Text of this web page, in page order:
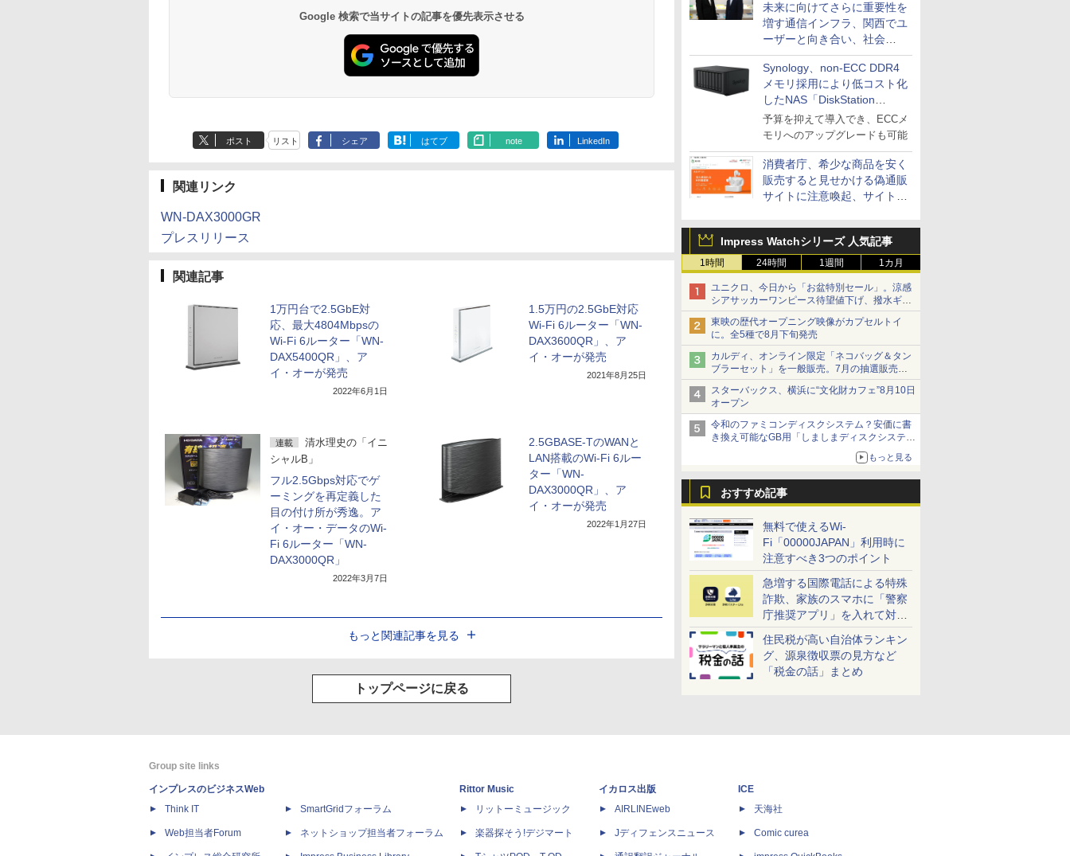
未来に向けてさらに重要性を
増す通信インフラ、関西でユ
ーザーと向き合い、社会
の“あたらしい”を起動し続け
る～オプテージ
Synology、non-ECC DDR4
メモリ採用により低コスト化
したNAS「DiskStation
neo+」シリーズ
予算を抑えて導入でき、ECCメ
モリへのアップグレードも可能
消費者庁、希少な商品を安く
販売すると見せかける偽通販
サイトに注意喚起、サイト名
Impress Watchシリーズ 人気記事
1時間 24時間 1週間 1カ月
ユニクロ、今日から「お盆特別セール」。涼感
シアサッカーワンピース待望値下げ、撥水ギア
ショーツは1990円に
東映の歴代オープニング映像がカプセルトイ
に。全5種で8月下旬発売
カルディ、オンライン限定「ネコバッグ＆タン
ブラーセット」を一般販売。7月の抽選販売の
当選無効分
スターバックス、横浜に“文化財カフェ”8月10日
オープン
令和のファミコンディスクシステム？安価に書
き換え可能なGB用「しましまディスクシステ
もっと見る
おすすめ記事
無料で使えるWi-
Fi「00000JAPAN」利用時に
注意すべき3つのポイント
急増する国際電話による特殊
詐欺、家族のスマホに「警察
庁推奨アプリ」を入れて対策
しよう！
住民税が高い自治体ランキン
グ、源泉徴収票の見方など
「税金の話」まとめ
Google 検索で当サイトの記事を優先表示させる
ポスト リスト シェア はてブ note LinkedIn
関連リンク
WN-DAX3000GR
プレスリリース
関連記事
1万円台で2.5GbE対
応、最大4804Mbpsの
Wi-Fi 6ルーター「WN-
DAX5400QR」、ア
イ・オーが発売
2022年6月1日
1.5万円の2.5GbE対応
Wi-Fi 6ルーター「WN-
DAX3600QR」、ア
イ・オーが発売
2021年8月25日
連載
清水理史の「イニ
シャルB」
フル2.5Gbps対応でゲ
ーミングを再定義した
目の付け所が秀逸。ア
イ・オー・データのWi-
Fi 6ルーター「WN-
DAX3000QR」
2022年3月7日
2.5GBASE-TのWANと
LAN搭載のWi-Fi 6ルー
ター「WN-
DAX3000QR」、ア
イ・オーが発売
2022年1月27日
もっと関連記事を見る
トップページに戻る
Group site links
インプレスのビジネスWeb
Think IT
Web担当者Forum
SmartGridフォーラム
ネットショップ担当者フォーラム
Rittor Music
リットーミュージック
楽器探そう!デジマート
イカロス出版
AIRLINEweb
Jディフェンスニュース
ICE
天海社
Comic curea